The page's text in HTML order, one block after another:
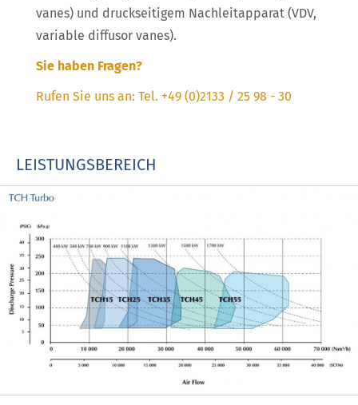
vanes) und druckseitigem Nachleitapparat (VDV,
variable diffusor vanes).
Sie haben Fragen?
Rufen Sie uns an: Tel. +49 (0)2133 / 25 98 - 30
LEISTUNGSBEREICH